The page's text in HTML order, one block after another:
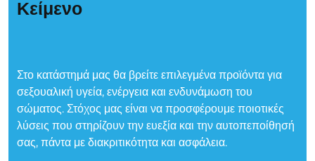
Κείμενο
Στο κατάστημά μας θα βρείτε επιλεγμένα προϊόντα για
σεξουαλική υγεία, ενέργεια και ενδυνάμωση του
σώματος. Στόχος μας είναι να προσφέρουμε ποιοτικές
λύσεις που στηρίζουν την ευεξία και την αυτοπεποίθησή
σας, πάντα με διακριτικότητα και ασφάλεια.